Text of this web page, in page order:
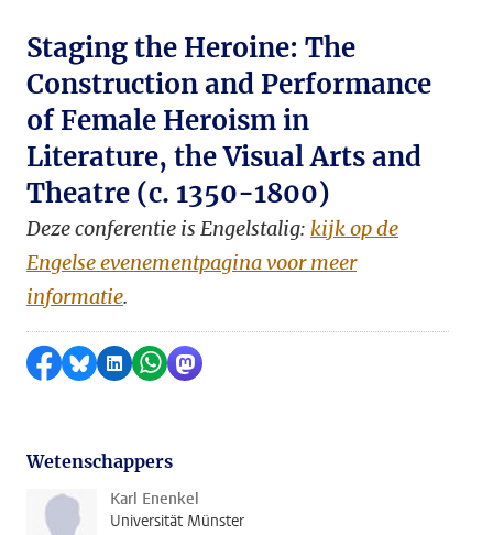
Staging the Heroine: The
Construction and Performance
of Female Heroism in
Literature, the Visual Arts and
Theatre (c. 1350-1800)
Deze conferentie is Engelstalig: kijk op de
Engelse evenementpagina voor meer
informatie.
Delen op Facebook
Delen via Bluesky
Delen op LinkedIn
Delen via WhatsApp
Delen via Mastodon
Wetenschappers
Karl Enenkel
Universität Münster